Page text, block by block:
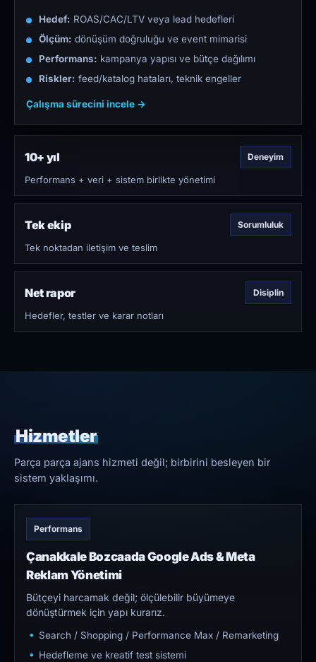
Hedef: ROAS/CAC/LTV veya lead hedefleri
Ölçüm: dönüşüm doğruluğu ve event mimarisi
Performans: kampanya yapısı ve bütçe dağılımı
Riskler: feed/katalog hataları, teknik engeller
Çalışma sürecini incele →
10+ yıl Deneyim
Performans + veri + sistem birlikte yönetimi
Tek ekip Sorumluluk
Tek noktadan iletişim ve teslim
Net rapor Disiplin
Hedefler, testler ve karar notları
Hizmetler
Parça parça ajans hizmeti değil; birbirini besleyen bir
sistem yaklaşımı.
Performans
Çanakkale Bozcaada Google Ads & Meta
Reklam Yönetimi
Bütçeyi harcamak değil; ölçülebilir büyümeye
dönüştürmek için yapı kurarız.
Search / Shopping / Performance Max / Remarketing
Hedefleme ve kreatif test sistemi